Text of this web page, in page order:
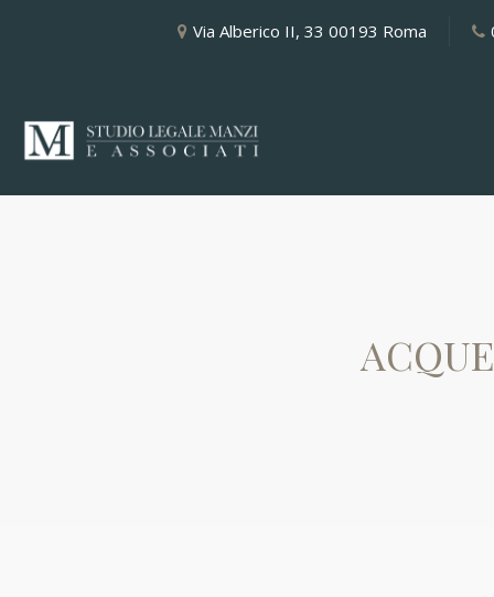
Via Alberico II, 33 00193 Roma